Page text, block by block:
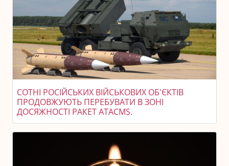
СОТНІ РОСІЙСЬКИХ ВІЙСЬКОВИХ ОБ'ЄКТІВ
ПРОДОВЖУЮТЬ ПЕРЕБУВАТИ В ЗОНІ
ДОСЯЖНОСТІ РАКЕТ ATACMS.